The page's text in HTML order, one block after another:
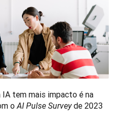
o AI Pulse Survey de 2023